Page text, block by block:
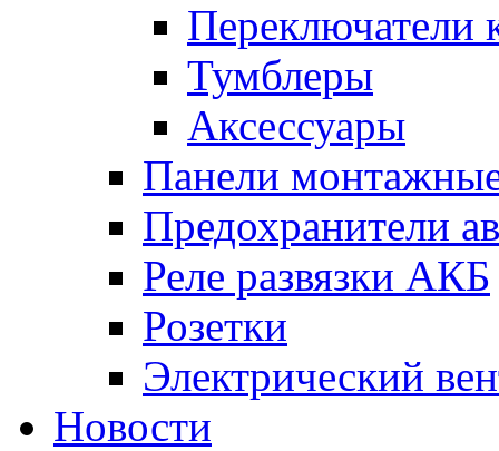
Переключатели
Тумблеры
Аксессуары
Панели
Предохранители
Реле развязки АКБ
Розетки
Электрический
Новости